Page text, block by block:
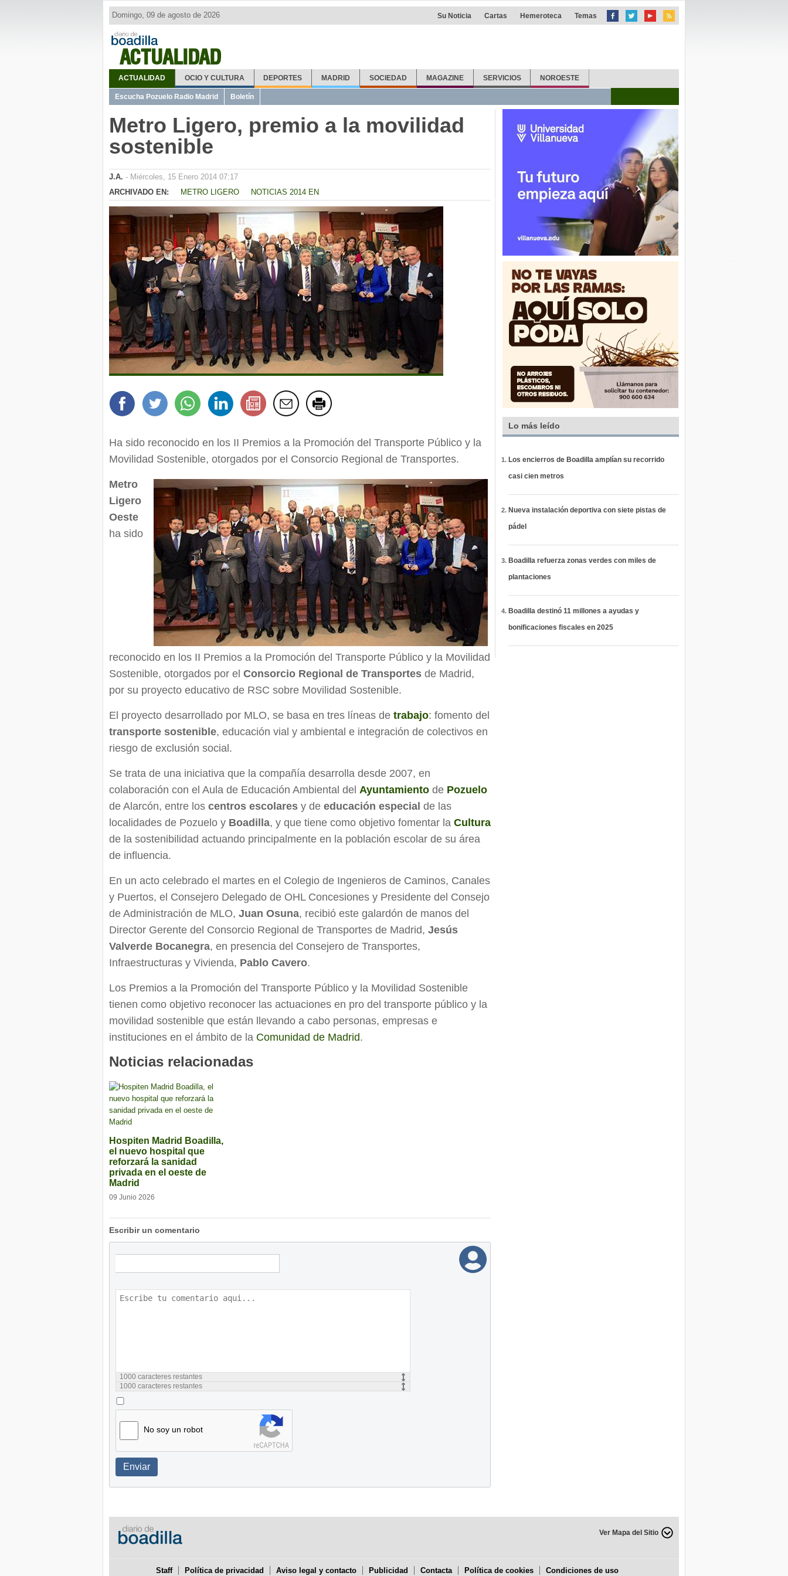
ACTUALIDAD
Domingo, 09 de agosto de 2026 Su Noticia Cartas Hemeroteca Temas
ACTUALIDAD OCIO Y CULTURA DEPORTES MADRID SOCIEDAD MAGAZINE SERVICIOS NOROESTE
Escucha Pozuelo Radio Madrid Boletín
Metro Ligero, premio a la movilidad
sostenible
J.A. - Miércoles, 15 Enero 2014 07:17
ARCHIVADO EN:
METRO LIGERO NOTICIAS 2014 EN
Ha sido reconocido en los II Premios a la Promoción del Transporte Público y la
Movilidad Sostenible, otorgados por el Consorcio Regional de Transportes.
Metro
Ligero
Oeste
ha sido
reconocido en los II Premios a la Promoción del Transporte Público y la Movilidad
Sostenible, otorgados por el Consorcio Regional de Transportes de Madrid,
por su proyecto educativo de RSC sobre Movilidad Sostenible.
El proyecto desarrollado por MLO, se basa en tres líneas de trabajo: fomento del
transporte sostenible, educación vial y ambiental e integración de colectivos en
riesgo de exclusión social.
Se trata de una iniciativa que la compañía desarrolla desde 2007, en
colaboración con el Aula de Educación Ambiental del Ayuntamiento de Pozuelo
de Alarcón, entre los centros escolares y de educación especial de las
localidades de Pozuelo y Boadilla, y que tiene como objetivo fomentar la Cultura
de la sostenibilidad actuando principalmente en la población escolar de su área
de influencia.
En un acto celebrado el martes en el Colegio de Ingenieros de Caminos, Canales
y Puertos, el Consejero Delegado de OHL Concesiones y Presidente del Consejo
de Administración de MLO, Juan Osuna, recibió este galardón de manos del
Director Gerente del Consorcio Regional de Transportes de Madrid, Jesús
Valverde Bocanegra, en presencia del Consejero de Transportes,
Infraestructuras y Vivienda, Pablo Cavero.
Los Premios a la Promoción del Transporte Público y la Movilidad Sostenible
tienen como objetivo reconocer las actuaciones en pro del transporte público y la
movilidad sostenible que están llevando a cabo personas, empresas e
instituciones en el ámbito de la Comunidad de Madrid.
Noticias relacionadas
Hospiten Madrid Boadilla,
el nuevo hospital que
reforzará la sanidad
privada en el oeste de
Madrid
09 Junio 2026
Escribir un comentario
1000 caracteres restantes
1000 caracteres restantes
No soy un robot
Enviar
Lo más leído
Los encierros de Boadilla amplían su recorrido
casi cien metros
Nueva instalación deportiva con siete pistas de
pádel
Boadilla refuerza zonas verdes con miles de
plantaciones
Boadilla destinó 11 millones a ayudas y
bonificaciones fiscales en 2025
Ver Mapa del Sitio
Staff Política de privacidad Aviso legal y contacto Publicidad Contacta Política de cookies Condiciones de uso